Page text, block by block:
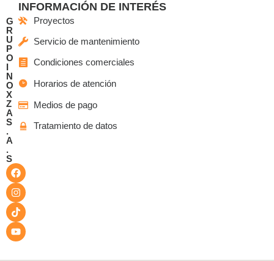
G
R
U
P
O
I
N
O
X
Z
A
S
.
A
.
S
INFORMACIÓN DE INTERÉS
Proyectos
Servicio de mantenimiento
Condiciones comerciales
Horarios de atención
Medios de pago
Tratamiento de datos